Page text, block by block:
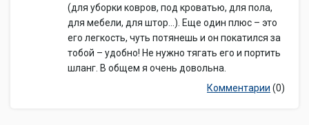
(для уборки ковров, под кроватью, для пола,
для мебели, для штор...). Еще один плюс – это
его легкость, чуть потянешь и он покатился за
тобой – удобно! Не нужно тягать его и портить
шланг. В общем я очень довольна.
Комментарии (0)